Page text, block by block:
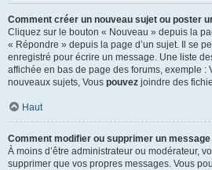
Comment créer un nouveau sujet ou poster
Cliquez sur le bouton « Nouveau » depuis la
« Répondre » depuis la page d’un sujet. Il se
enregistré pour écrire un message. Une liste
affichée en bas de page des forums, exemple :
nouveaux sujets, Vous pouvez joindre des
Haut
Comment modifier ou supprimer un message
À moins d’être administrateur ou modérateur,
supprimer que vos propres messages. Vous